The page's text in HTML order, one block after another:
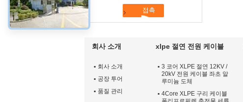
회사 소개
회사 소개
공장 투어
품질 관리
xlpe 절연 전원 케이블
3 코어 XLPE 절연 12KV /
20kV 전원 케이블 좌초 알
루미늄 도체
4Core XLPE 구리 케이블